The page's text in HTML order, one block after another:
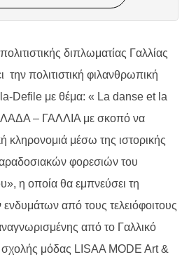
διπλωματίας Γαλλίας
την πολιτιστική φιλανθρωπική
-Defile με θέμα: « La danse et la
– ΓΑΛΛΙΑ με σκοπό να
κληρονομιά μέσω της ιστορικής
φορεσιών του
η οποία θα εμπνεύσει τη
από τους τελειόφοιτους
από το Γαλλικό
σχολής μόδας LISAA MODE Art &